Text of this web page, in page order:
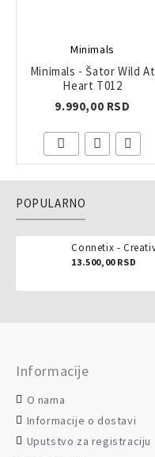
Minimals
Minimals - Šator Wild At
Heart T012
9.990,00 RSD
POPULARNO
13.500,00 RSD
Informacije
O nama
Informacije o dostavi
Uputstvo za registraciju